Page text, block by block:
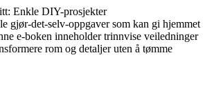
Enkle DIY-prosjekter
gjør-det-selv-oppgaver som kan gi hjemmet
e-boken inneholder trinnvise veiledninger
rom og detaljer uten å tømme